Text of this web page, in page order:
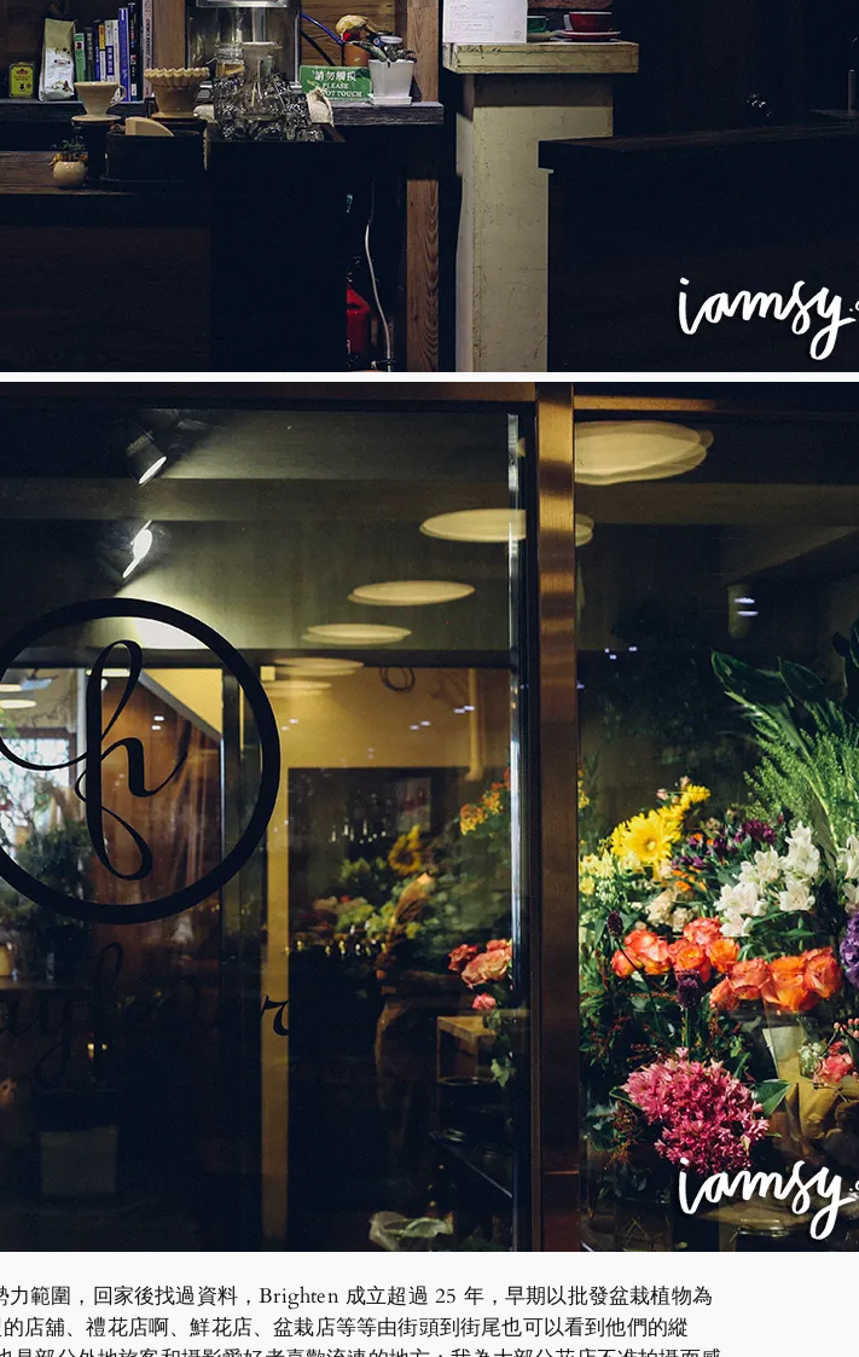
範圍，回家後找過資料，Brighten 成立超過 25 年，早期以批發盆栽植物為
店舖、禮花店啊、鮮花店、盆栽店等等由街頭到街尾也可以看到他們的縱